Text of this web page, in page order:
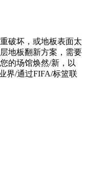
破坏，或地板表面太
地板翻新方案，需要
的场馆焕然/新，以
界/通过FIFA/标篮联